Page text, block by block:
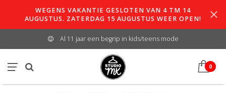
WEGENS VAKANTIE GESLOTEN VAN 4 TM 14
AUGUSTUS. ZATERDAG 15 AUGUSTUS WEER OPEN!
Al 11 jaar een begrip in kids/teens mode
0